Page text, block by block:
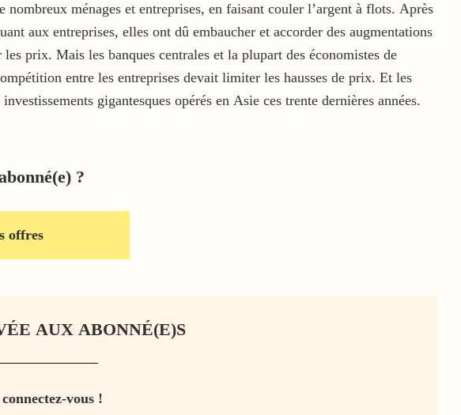
ménages et entreprises, en faisant couler l’argent à flots. Après
aux entreprises, elles ont dû embaucher et accorder des augmentations
prix. Mais les banques centrales et la plupart des économistes de
entre les entreprises devait limiter les hausses de prix. Et les
gigantesques opérés en Asie ces trente dernières années.
?
offres
AUX ABONNÉ(E)S
vous !